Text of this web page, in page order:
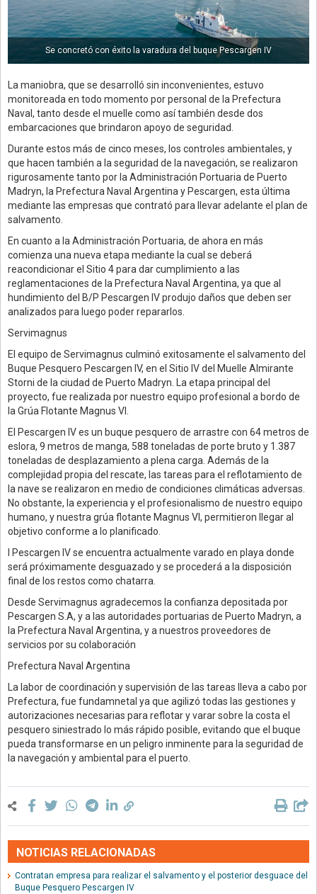
Se concretó con éxito la varadura del buque Pescargen IV
La maniobra, que se desarrolló sin inconvenientes, estuvo
monitoreada en todo momento por personal de la Prefectura
Naval, tanto desde el muelle como así también desde dos
embarcaciones que brindaron apoyo de seguridad.
Durante estos más de cinco meses, los controles ambientales, y
que hacen también a la seguridad de la navegación, se realizaron
rigurosamente tanto por la Administración Portuaria de Puerto
Madryn, la Prefectura Naval Argentina y Pescargen, esta última
mediante las empresas que contrató para llevar adelante el plan de
salvamento.
En cuanto a la Administración Portuaria, de ahora en más
comienza una nueva etapa mediante la cual se deberá
reacondicionar el Sitio 4 para dar cumplimiento a las
reglamentaciones de la Prefectura Naval Argentina, ya que al
hundimiento del B/P Pescargen IV produjo daños que deben ser
analizados para luego poder repararlos.
Servimagnus
El equipo de Servimagnus culminó exitosamente el salvamento del
Buque Pesquero Pescargen IV, en el Sitio IV del Muelle Almirante
Storni de la ciudad de Puerto Madryn. La etapa principal del
proyecto, fue realizada por nuestro equipo profesional a bordo de
la Grúa Flotante Magnus VI.
El Pescargen IV es un buque pesquero de arrastre con 64 metros de
eslora, 9 metros de manga, 588 toneladas de porte bruto y 1.387
toneladas de desplazamiento a plena carga. Además de la
complejidad propia del rescate, las tareas para el reflotamiento de
la nave se realizaron en medio de condiciones climáticas adversas.
No obstante, la experiencia y el profesionalismo de nuestro equipo
humano, y nuestra grúa flotante Magnus VI, permitieron llegar al
objetivo conforme a lo planificado.
l Pescargen IV se encuentra actualmente varado en playa donde
será próximamente desguazado y se procederá a la disposición
final de los restos como chatarra.
Desde Servimagnus agradecemos la confianza depositada por
Pescargen S.A, y a las autoridades portuarias de Puerto Madryn, a
la Prefectura Naval Argentina, y a nuestros proveedores de
servicios por su colaboración
Prefectura Naval Argentina
La labor de coordinación y supervisión de las tareas lleva a cabo por
Prefectura, fue fundamnetal ya que agilizó todas las gestiones y
autorizaciones necesarias para reflotar y varar sobre la costa el
pesquero siniestrado lo más rápido posible, evitando que el buque
pueda transformarse en un peligro inminente para la seguridad de
la navegación y ambiental para el puerto.
NOTICIAS RELACIONADAS
Contratan empresa para realizar el salvamento y el posterior desguace del
Buque Pesquero Pescargen IV